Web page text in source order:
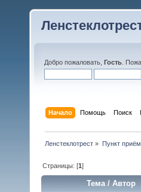
Добро пожаловать, Гость .
Начало Помощь Поиск
Ленстеклотрест » Пункт
Страницы: [1]
Тема/Автор